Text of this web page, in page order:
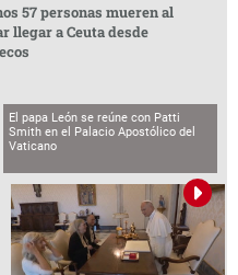
57 personas mueren al
llegar a Ceuta desde
El papa León se reúne con Patti
Smith en el Palacio Apostólico del
Vaticano